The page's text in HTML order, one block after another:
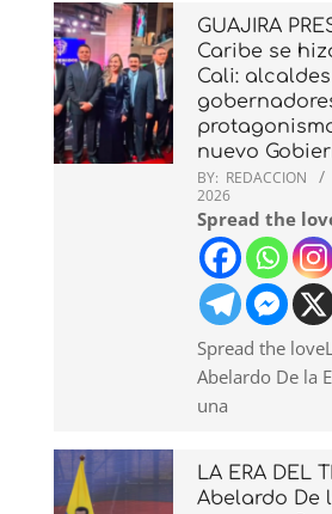
GUAJIRA
Caribe se
Cali:
nuevo
BY: REDACCION
2026
Spread the
Spread the
Abelardo De la
una
LA ERA DEL
Abelardo De